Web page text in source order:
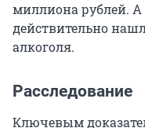
миллиона рублей.
действительно
алкоголя.
Расследование
Ключевым